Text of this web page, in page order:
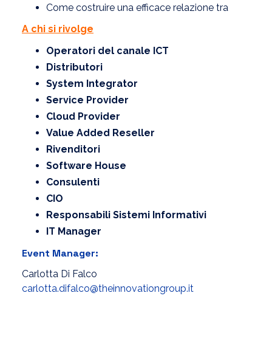
Come costruire una efficace relazione tra
A chi si rivolge
Operatori del canale ICT
Distributori
System Integrator
Service Provider
Cloud Provider
Value Added Reseller
Rivenditori
Software House
Consulenti
CIO
Responsabili Sistemi Informativi
IT Manager
Event Manager:
Carlotta Di Falco
carlotta.difalco@theinnovationgroup.it